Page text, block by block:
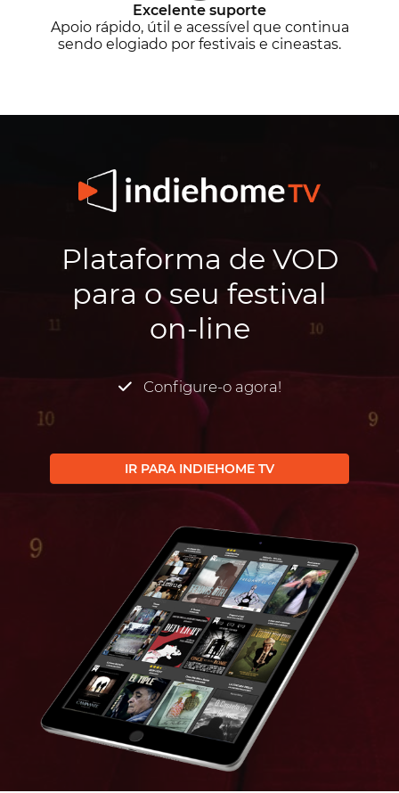
Excelente suporte
Apoio rápido, útil e acessível que continua
sendo elogiado por festivais e cineastas.
Plataforma de VOD
para o seu festival
on-line
Configure-o agora!
IR PARA INDIEHOME TV